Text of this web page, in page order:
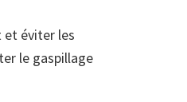
et éviter les
le gaspillage